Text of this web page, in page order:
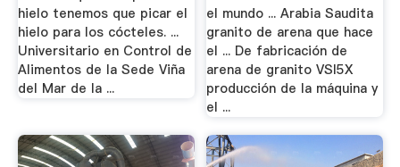
hielo tenemos que picar el
hielo para los cócteles. ...
Universitario en Control de
Alimentos de la Sede Viña
del Mar de la ...
el mundo ... Arabia Saudita
granito de arena que hace
el ... De fabricación de
arena de granito VSI5X
producción de la máquina y
el ...